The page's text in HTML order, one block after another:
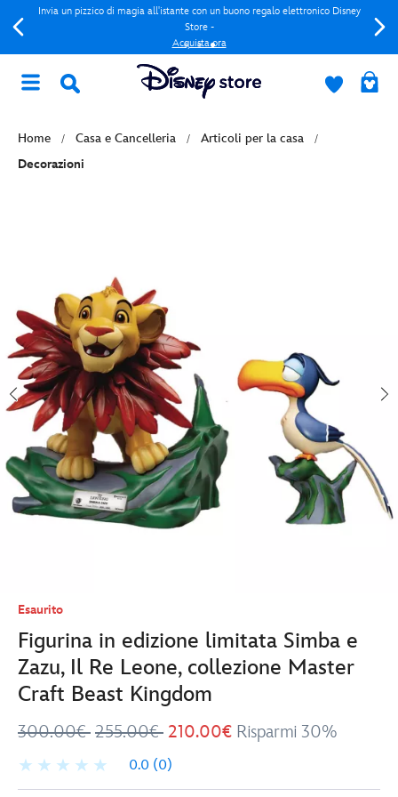
Invia un pizzico di magia all'istante con un buono regalo elettronico Disney
Store -
Acquista ora
Home Casa e Cancelleria
Articoli per la casa
Decorazioni
Esaurito
Figurina in edizione limitata Simba e
Zazu, Il Re Leone, collezione Master
Craft Beast Kingdom
300.00€ 255.00€ 210.00€ Risparmi 30%
0.0 (0)